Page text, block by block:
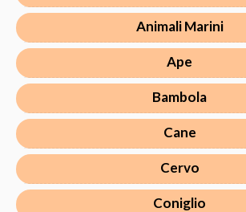
Animali Marini
Ape
Bambola
Cane
Cervo
Coniglio